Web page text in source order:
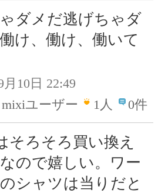
ダメだ逃げちゃダ
け、働け、働いて
月10日 22:49
mixiユーザー
1人 0件
そろそろ買い換え
ので嬉しい。ワー
シャツは当りだと